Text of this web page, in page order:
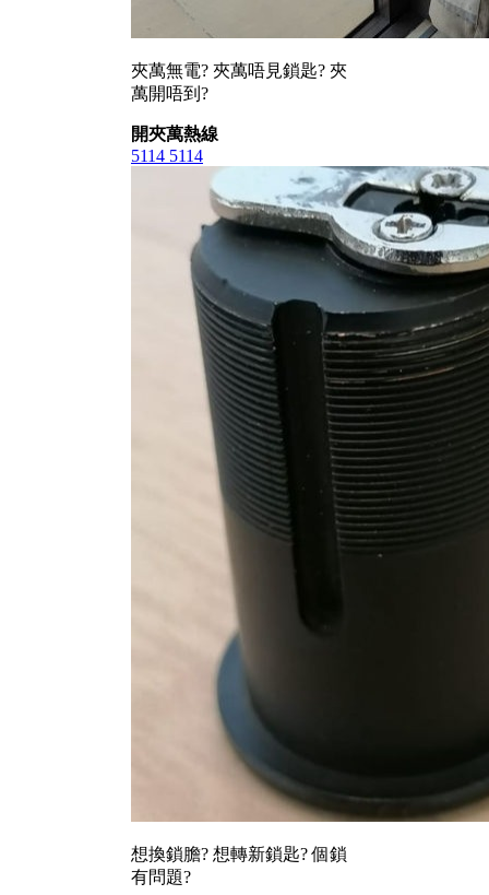
夾萬無電? 夾萬唔見鎖匙? 夾
萬開唔到?
開夾萬熱線
5114 5114
想換鎖膽? 想轉新鎖匙? 個鎖
有問題?